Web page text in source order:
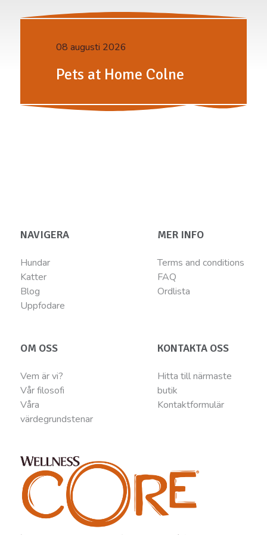
08 augusti 2026
Pets at Home Colne
NAVIGERA
Hundar
Katter
Blog
Uppfodare
MER INFO
Terms and conditions
FAQ
Ordlista
OM OSS
Vem är vi?
Vår filosofi
Våra
värdegrundstenar
KONTAKTA OSS
Hitta till närmaste
butik
Kontaktformulär